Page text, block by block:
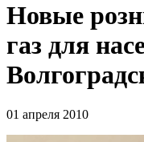
Новые
газ для
01 апреля 2010